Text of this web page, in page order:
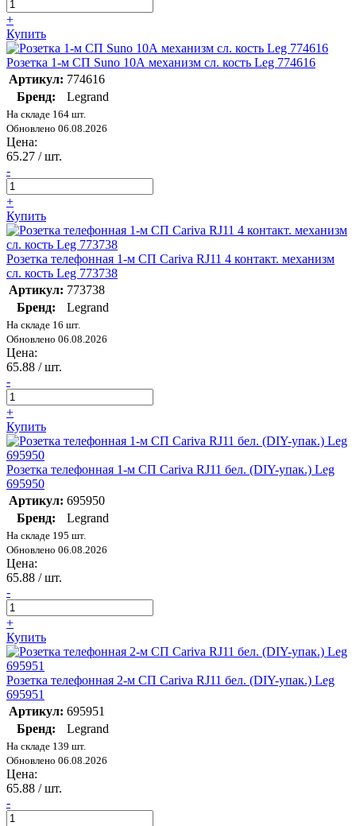
+
Купить
Розетка 1-м СП Suno 10А механизм сл. кость Leg 774616
Артикул: 774616
Бренд:
Legrand
На складе 164 шт.
Обновлено 06.08.2026
Цена:
65.27 / шт.
-
+
Купить
Розетка телефонная 1-м СП Cariva RJ11 4 контакт. механизм
сл. кость Leg 773738
Артикул: 773738
Бренд:
Legrand
На складе 16 шт.
Обновлено 06.08.2026
Цена:
65.88 / шт.
-
+
Купить
Розетка телефонная 1-м СП Cariva RJ11 бел. (DIY-упак.) Leg
695950
Артикул: 695950
Бренд:
Legrand
На складе 195 шт.
Обновлено 06.08.2026
Цена:
65.88 / шт.
-
+
Купить
Розетка телефонная 2-м СП Cariva RJ11 бел. (DIY-упак.) Leg
695951
Артикул: 695951
Бренд:
Legrand
На складе 139 шт.
Обновлено 06.08.2026
Цена:
65.88 / шт.
-